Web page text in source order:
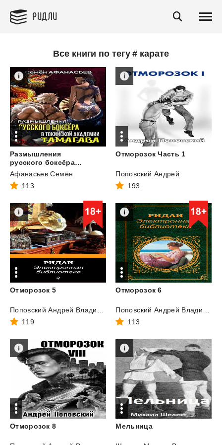
РИДЛИ
Все книги по тегу # карате
Размышления
русского боксёра в токийской академии Тамагава
Афанасьев Семён
113
Отморозок Часть 1
Поповский Андрей
193
Отморозок 5
119
Отморозок 6
113
Отморозок 8 Мельница